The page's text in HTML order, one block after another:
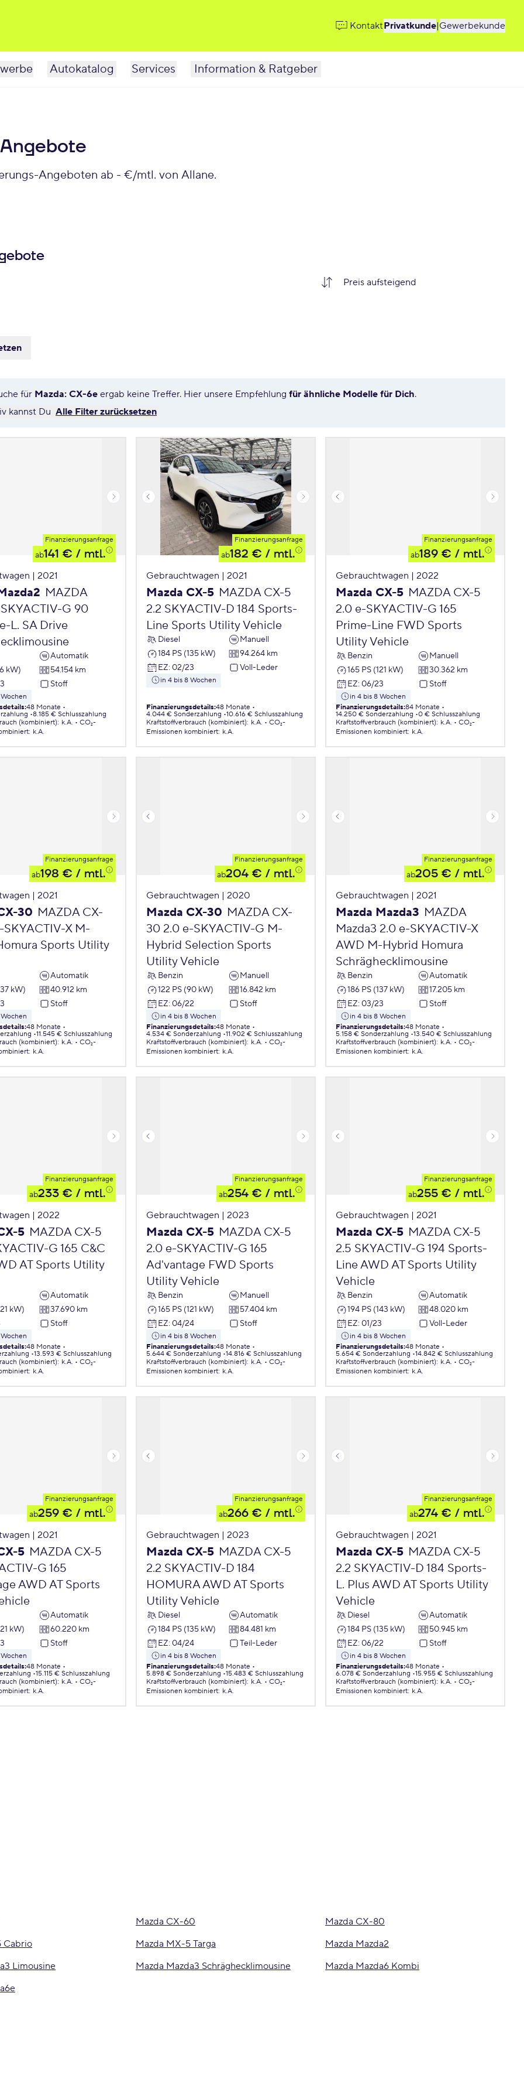
KontaktPrivatkunde|Gewerbekunde
Autokatalog Services Information & Ratgeber
Angeboten ab - €/mtl. von Allane.
für Mazda: CX-6e ergab keine Treffer. Hier unsere Empfehlung für ähnliche Modelle für Dich.
kannst Du Alle Filter zurücksetzen
Finanzierungsanfrage
ab141 € / mtl.
| 2021
MAZDA
G 90
L. SA Drive
Automatik
kW)
54.154 km
Stoff
:48 Monate
8.185 € Schlusszahlung
(kombiniert): k.A.
CO₂-
: k.A.
Finanzierungsanfrage
ab182 € / mtl.
Gebrauchtwagen | 2021
Mazda CX-5 MAZDA CX-5
2.2 SKYACTIV-D 184 Sports-
Line Sports Utility Vehicle
Diesel
Manuell
184 PS (135 kW)
94.264 km
EZ: 02/23 Voll-Leder
in 4 bis 8 Wochen
Finanzierungsdetails:48 Monate
4.044 € Sonderzahlung 10.616 € Schlusszahlung
Kraftstoffverbrauch (kombiniert): k.A.
CO₂-
Emissionen kombiniert: k.A.
Finanzierungsanfrage
ab189 € / mtl.
Gebrauchtwagen | 2022
Mazda CX-5 MAZDA CX-5
2.0 e-SKYACTIV-G 165
Prime-Line FWD Sports
Utility Vehicle
Benzin
Manuell
165 PS (121 kW)
30.362 km
EZ: 06/23 Stoff
in 4 bis 8 Wochen
Finanzierungsdetails:84 Monate
14.250 € Sonderzahlung 0 € Schlusszahlung
Kraftstoffverbrauch (kombiniert): k.A.
CO₂-
Emissionen kombiniert: k.A.
Finanzierungsanfrage
ab198 € / mtl.
| 2021
30 MAZDA CX-
X M-
Sports Utility
Automatik
kW)
40.912 km
Stoff
:48 Monate
11.545 € Schlusszahlung
(kombiniert): k.A.
CO₂-
: k.A.
Finanzierungsanfrage
ab204 € / mtl.
Gebrauchtwagen | 2020
Mazda CX-30 MAZDA CX-
30 2.0 e-SKYACTIV-G M-
Hybrid Selection Sports
Utility Vehicle
Benzin
Manuell
122 PS (90 kW)
16.842 km
EZ: 06/22 Stoff
in 4 bis 8 Wochen
Finanzierungsdetails:48 Monate
4.534 € Sonderzahlung 11.902 € Schlusszahlung
Kraftstoffverbrauch (kombiniert): k.A.
CO₂-
Emissionen kombiniert: k.A.
Finanzierungsanfrage
ab205 € / mtl.
Gebrauchtwagen | 2021
Mazda Mazda3 MAZDA
Mazda3 2.0 e-SKYACTIV-X
AWD M-Hybrid Homura
Schräghecklimousine
Benzin
Automatik
186 PS (137 kW)
17.205 km
EZ: 03/23 Stoff
in 4 bis 8 Wochen
Finanzierungsdetails:48 Monate
5.158 € Sonderzahlung 13.540 € Schlusszahlung
Kraftstoffverbrauch (kombiniert): k.A.
CO₂-
Emissionen kombiniert: k.A.
Finanzierungsanfrage
ab233 € / mtl.
| 2022
5 MAZDA CX-5
G 165 C&C
AT Sports Utility
Automatik
kW)
37.690 km
Stoff
:48 Monate
13.593 € Schlusszahlung
(kombiniert): k.A.
CO₂-
: k.A.
Finanzierungsanfrage
ab254 € / mtl.
Gebrauchtwagen | 2023
Mazda CX-5 MAZDA CX-5
2.0 e-SKYACTIV-G 165
Ad'vantage FWD Sports
Utility Vehicle
Benzin
Manuell
165 PS (121 kW)
57.404 km
EZ: 04/24 Stoff
in 4 bis 8 Wochen
Finanzierungsdetails:48 Monate
5.644 € Sonderzahlung 14.816 € Schlusszahlung
Kraftstoffverbrauch (kombiniert): k.A.
CO₂-
Emissionen kombiniert: k.A.
Finanzierungsanfrage
ab255 € / mtl.
Gebrauchtwagen | 2021
Mazda CX-5 MAZDA CX-5
2.5 SKYACTIV-G 194 Sports-
Line AWD AT Sports Utility
Vehicle
Benzin
Automatik
194 PS (143 kW)
48.020 km
EZ: 01/23 Voll-Leder
in 4 bis 8 Wochen
Finanzierungsdetails:48 Monate
5.654 € Sonderzahlung 14.842 € Schlusszahlung
Kraftstoffverbrauch (kombiniert): k.A.
CO₂-
Emissionen kombiniert: k.A.
Finanzierungsanfrage
ab259 € / mtl.
| 2021
5 MAZDA CX-5
G 165
AWD AT Sports
Automatik
kW)
60.220 km
Stoff
:48 Monate
15.115 € Schlusszahlung
(kombiniert): k.A.
CO₂-
: k.A.
Finanzierungsanfrage
ab266 € / mtl.
Gebrauchtwagen | 2023
Mazda CX-5 MAZDA CX-5
2.2 SKYACTIV-D 184
HOMURA AWD AT Sports
Utility Vehicle
Diesel
Automatik
184 PS (135 kW)
84.481 km
EZ: 04/24 Teil-Leder
in 4 bis 8 Wochen
Finanzierungsdetails:48 Monate
5.898 € Sonderzahlung 15.483 € Schlusszahlung
Kraftstoffverbrauch (kombiniert): k.A.
CO₂-
Emissionen kombiniert: k.A.
Finanzierungsanfrage
ab274 € / mtl.
Gebrauchtwagen | 2021
Mazda CX-5 MAZDA CX-5
2.2 SKYACTIV-D 184 Sports-
L. Plus AWD AT Sports Utility
Vehicle
Diesel
Automatik
184 PS (135 kW)
50.945 km
EZ: 06/22 Stoff
in 4 bis 8 Wochen
Finanzierungsdetails:48 Monate
6.078 € Sonderzahlung 15.955 € Schlusszahlung
Kraftstoffverbrauch (kombiniert): k.A.
CO₂-
Emissionen kombiniert: k.A.
Mazda CX-60
Mazda CX-80
Cabrio Mazda MX-5 Targa
Mazda Mazda2
Limousine Mazda Mazda3 Schräghecklimousine
Mazda Mazda6 Kombi